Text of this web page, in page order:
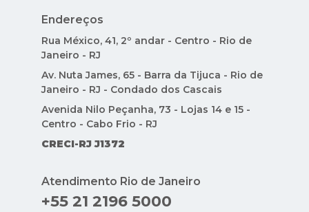
Endereços
Rua México, 41, 2º andar - Centro - Rio de
Janeiro - RJ
Av. Nuta James, 65 - Barra da Tijuca - Rio de
Janeiro - RJ - Condado dos Cascais
Avenida Nilo Peçanha, 73 - Lojas 14 e 15 -
Centro - Cabo Frio - RJ
CRECI-RJ J1372
Atendimento Rio de Janeiro
+55 21 2196 5000